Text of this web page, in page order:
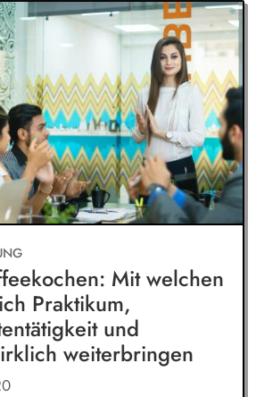
Mit welchen
Praktikum,
und
weiterbringen